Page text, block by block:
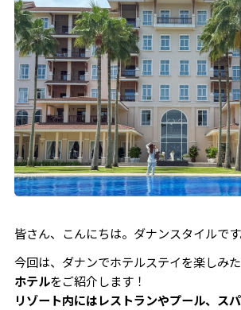
皆さん、こんにちは。ダナンスタイルです
今回は、ダナンでホテルステイを楽しみ
ホテルをご紹介します！
リゾート内にはレストランやプール、スパ